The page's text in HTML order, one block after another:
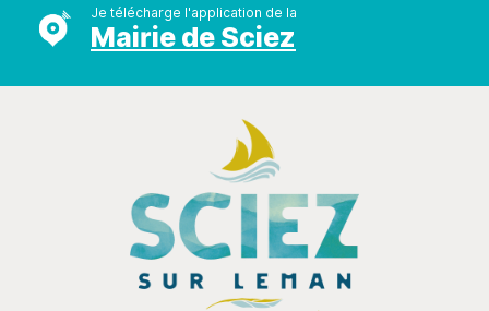
Je télécharge l'application de la
Mairie de Sciez